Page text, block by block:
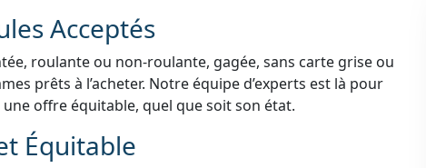
Acceptés
roulante ou non-roulante, gagée, sans carte grise ou
prêts à l’acheter. Notre équipe d’experts est là pour
offre équitable, quel que soit son état.
Équitable